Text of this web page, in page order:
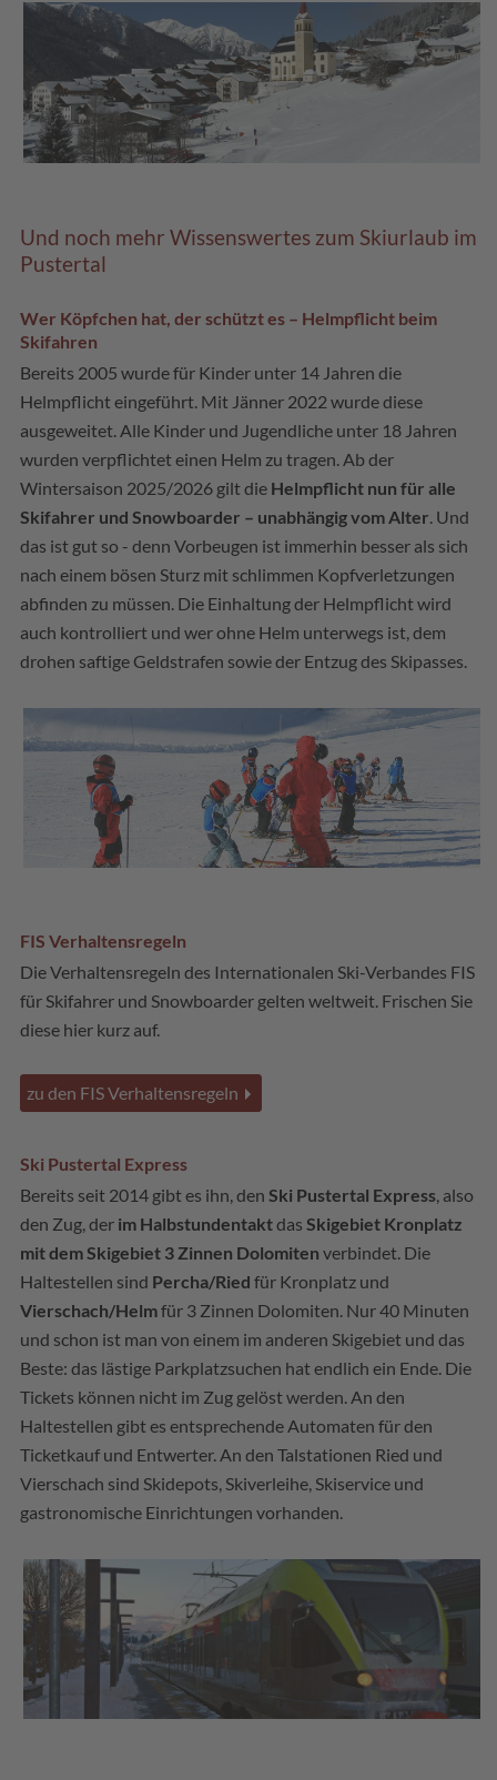
Und noch mehr Wissenswertes zum Skiurlaub im
Pustertal
Wer Köpfchen hat, der schützt es – Helmpflicht beim
Skifahren
Bereits 2005 wurde für Kinder unter 14 Jahren die
Helmpflicht eingeführt. Mit Jänner 2022 wurde diese
ausgeweitet. Alle Kinder und Jugendliche unter 18 Jahren
wurden verpflichtet einen Helm zu tragen. Ab der
Wintersaison 2025/2026 gilt die Helmpflicht nun für alle
Skifahrer und Snowboarder – unabhängig vom Alter . Und
das ist gut so - denn Vorbeugen ist immerhin besser als sich
nach einem bösen Sturz mit schlimmen Kopfverletzungen
abfinden zu müssen. Die Einhaltung der Helmpflicht wird
auch kontrolliert und wer ohne Helm unterwegs ist, dem
drohen saftige Geldstrafen sowie der Entzug des Skipasses.
FIS Verhaltensregeln
Die Verhaltensregeln des Internationalen Ski-Verbandes FIS
für Skifahrer und Snowboarder gelten weltweit. Frischen Sie
diese hier kurz auf.
zu den FIS Verhaltensregeln
Ski Pustertal Express
Bereits seit 2014 gibt es ihn, den Ski Pustertal Express, also
den Zug, der im Halbstundentaktdas Skigebiet Kronplatz
mit dem Skigebiet 3 Zinnen Dolomiten verbindet. Die
Haltestellen sind Percha/Ried für Kronplatz und
Vierschach/Helmfür 3 Zinnen Dolomiten. Nur 40 Minuten
und schon ist man von einem im anderen Skigebiet und das
Beste: das lästige Parkplatzsuchen hat endlich ein Ende. Die
Tickets können nicht im Zug gelöst werden. An den
Haltestellen gibt es entsprechende Automaten für den
Ticketkauf und Entwerter. An den Talstationen Ried und
Vierschach sind Skidepots, Skiverleihe, Skiservice und
gastronomische Einrichtungen vorhanden.